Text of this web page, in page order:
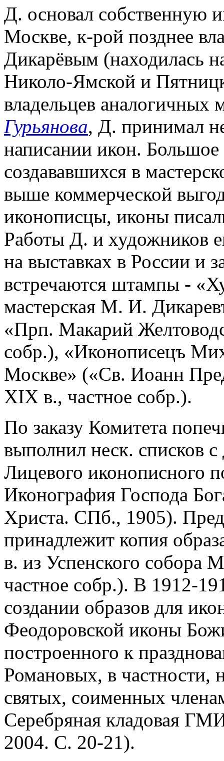
Д. основал собственную
Москве, к-рой позднее
Дикарёвым (находилась
Николо-Ямской и
владельцев аналогичных
Гурьянова, Д. принимал
написании икон. Большое
создававшихся в
выше коммерческой
иконописцы, иконы
Работы Д. и художников
на выставках в России и
встречаются штампы -
мастерская М. И.
«Прп. Макарий
собр.), «Иконописецъ
Москве» («Св. Иоанн
XIX в., частное собр.).
По заказу Комитета
выполнил неск. списков
Лицевого иконописного
Иконография Господа
Христа. СПб., 1905).
принадлежит копия
в. из Успенского собора
частное собр.). В 1912-
создании образов для
Феодоровской иконы
построенного к
Романовых, в частности,
святых, соименных
Серебряная кладовая
2004. С. 20-21).